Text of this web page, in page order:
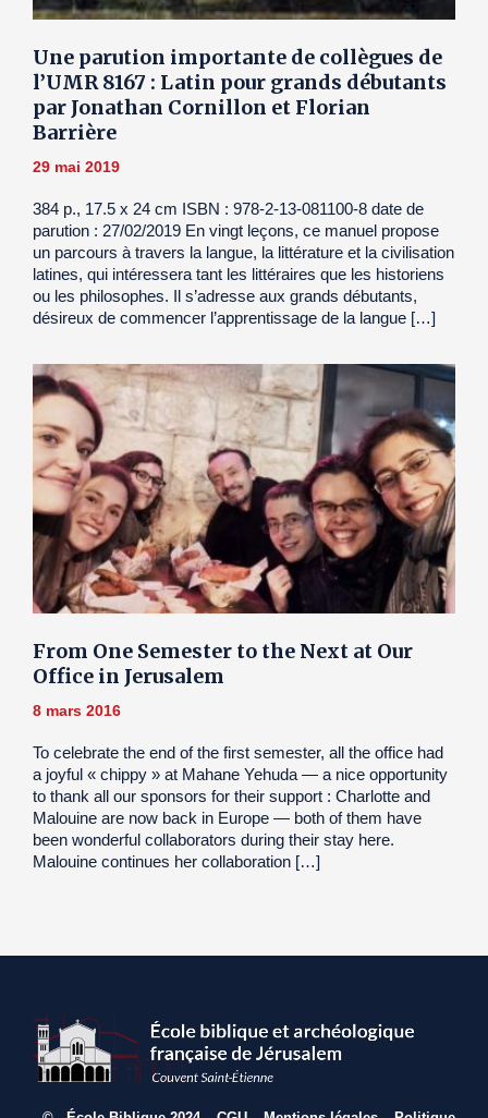
Une parution importante de collègues de
l’UMR 8167 : Latin pour grands débutants
par Jonathan Cornillon et Florian
Barrière
29 mai 2019
384 p., 17.5 x 24 cm ISBN : 978-2-13-081100-8 date de
parution : 27/02/2019 En vingt leçons, ce manuel propose
un parcours à travers la langue, la littérature et la civilisation
latines, qui intéressera tant les littéraires que les historiens
ou les philosophes. Il s’adresse aux grands débutants,
désireux de commencer l’apprentissage de la langue […]
From One Semester to the Next at Our
Office in Jerusalem
8 mars 2016
To celebrate the end of the first semester, all the office had
a joyful « chippy » at Mahane Yehuda — a nice opportunity
to thank all our sponsors for their support : Charlotte and
Malouine are now back in Europe — both of them have
been wonderful collaborators during their stay here.
Malouine continues her collaboration […]